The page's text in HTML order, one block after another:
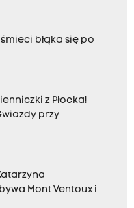
błąka się po
z Płocka!
przy
Mont Ventoux i